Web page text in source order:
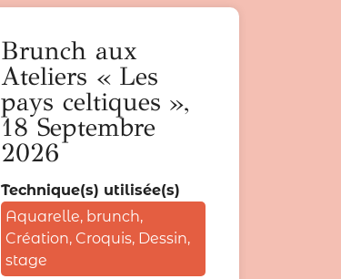
Brunch aux
Ateliers « Les
pays celtiques »,
18 Septembre
2026
Technique(s) utilisée(s)
Aquarelle, brunch,
Création, Croquis, Dessin,
stage